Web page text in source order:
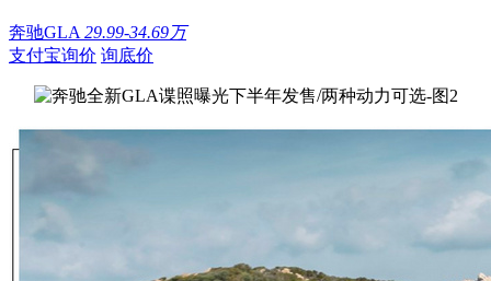
奔驰GLA 29.99-34.69万
支付宝询价 询底价